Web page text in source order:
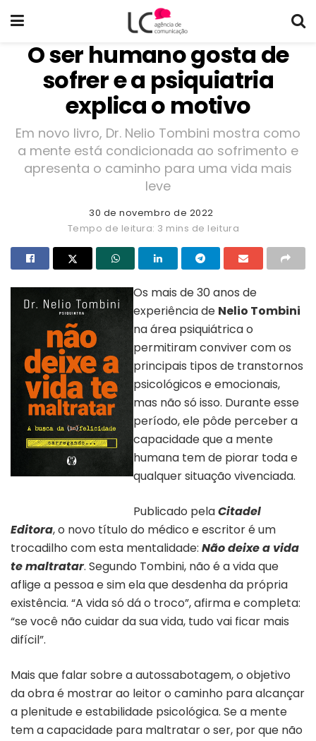
O ser humano gosta de
sofrer e a psiquiatria
explica o motivo
Em novo livro, Dr. Nelio Tombini mostra como
a mente está condicionada ao sofrimento e
apresenta o caminho para uma vida mais
leve
30 de novembro de 2022
Tempo de leitura: 3 mins de leitura
Os mais de 30 anos de
experiência de Nelio Tombini
na área psiquiátrica o
permitiram conviver com os
principais tipos de transtornos
psicológicos e emocionais,
mas não só isso. Durante esse
período, ele pôde perceber a
capacidade que a mente
humana tem de piorar toda e
qualquer situação vivenciada.
Publicado pelaCitadel
Editora, o novo título do médico e escritor é um
trocadilho com esta mentalidade: Não deixe a vida
te maltratar. Segundo Tombini, não é a vida que
aflige a pessoa e sim ela que desdenha da própria
existência. “A vida só dá o troco”, afirma e completa:
“se você não cuidar da sua vida, tudo vai ficar mais
difícil”.
Mais que falar sobre a autossabotagem, o objetivo
da obra é mostrar ao leitor o caminho para alcançar
a plenitude e estabilidade psicológica. Se a mente
tem a capacidade para maltratar o ser, por que não